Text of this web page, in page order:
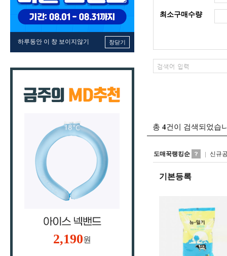
하루동안 이 창 보이지않기 창닫기
2,190원
최소구매수량
총 4건이 검색되었습
도매꾹랭킹순 신규
기본등록